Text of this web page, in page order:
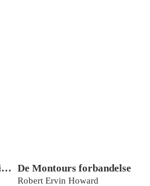
Vinger i natten og andre historier De Montours forbandelse
Robert Ervin Howard